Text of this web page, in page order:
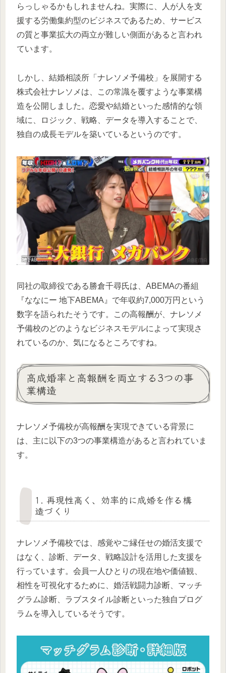
らっしゃるかもしれませんね。実際に、人が人を支
援する労働集約型のビジネスであるため、サービス
の質と事業拡大の両立が難しい側面があると言われ
ています。
しかし、結婚相談所「ナレソメ予備校」を展開する
株式会社ナレソメは、この常識を覆すような事業構
造を公開しました。恋愛や結婚といった感情的な領
域に、ロジック、戦略、データを導入することで、
独自の成長モデルを築いているというのです。
同社の取締役である勝倉千尋氏は、ABEMAの番組
『ななにー 地下ABEMA』で年収約7,000万円という
数字を語られたそうです。この高報酬が、ナレソメ
予備校のどのようなビジネスモデルによって実現さ
れているのか、気になるところですね。
高成婚率と高報酬を両立する3つの事
業構造
ナレソメ予備校が高報酬を実現できている背景に
は、主に以下の3つの事業構造があると言われていま
す。
1. 再現性高く、効率的に成婚を作る構
造づくり
ナレソメ予備校では、感覚やご縁任せの婚活支援で
はなく、診断、データ、戦略設計を活用した支援を
行っています。会員一人ひとりの現在地や価値観、
相性を可視化するために、婚活戦闘力診断、マッチ
グラム診断、ラブスタイル診断といった独自プログ
ラムを導入しているそうです。